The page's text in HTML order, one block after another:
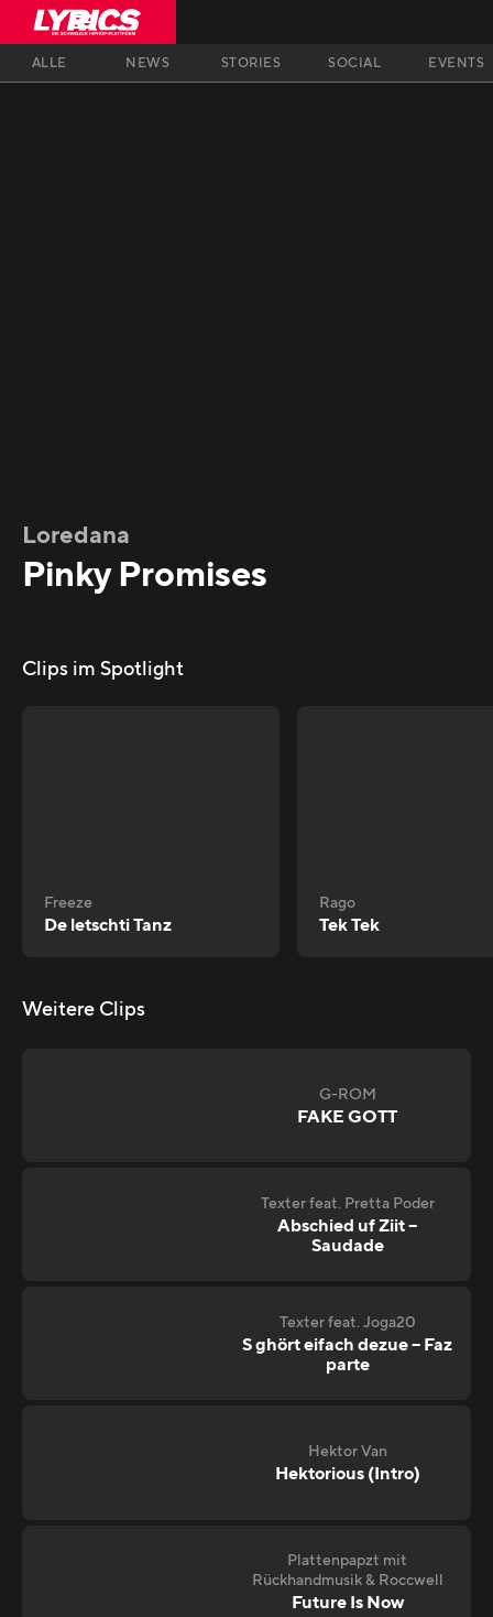
ALLE NEWS STORIES SOCIAL EVENTS
Loredana
Pinky Promises
Clips im Spotlight
Freeze
De letschti Tanz
Rago
Tek Tek
Weitere Clips
G-ROM
FAKE GOTT
Texter feat. Pretta Poder
Abschied uf Ziit –
Saudade
Texter feat. Joga20
S ghört eifach dezue – Faz
parte
Hektor Van
Hektorious (Intro)
Plattenpapzt mit
Rückhandmusik & Roccwell
Future Is Now